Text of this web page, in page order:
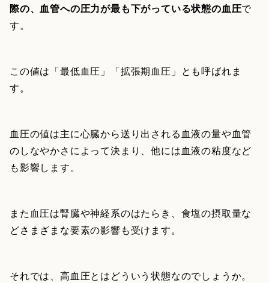
際の、血管への圧力が最も下がっている状態の血圧で
す。
この値は「最低血圧」「拡張期血圧」とも呼ばれま
す。
血圧の値は主に心臓から送り出される血液の量や血管
のしなやかさによって決まり、他には血液の粘度など
も影響します。
また血圧は腎臓や神経系のはたらき、食塩の摂取量な
どさまざまな要素の影響も受けます。
それでは、高血圧とはどういう状態なのでしょうか。